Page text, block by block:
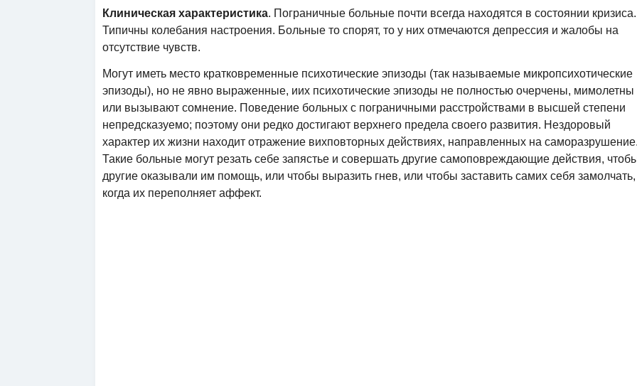
Клиническая характеристика. Пограничные больные почти всегда находятся в состоянии кризиса.
Типичны колебания настроения. Больные то спорят, то у них отмечаются депрессия и жалобы на
отсутствие чувств.
Могут иметь место кратковременные психотические эпизоды (так называемые микропсихотические
эпизоды), но не явно выраженные, иих психотические эпизоды не полностью очерчены, мимолетны
или вызывают сомнение. Поведение больных с пограничными расстройствами в высшей степени
непредсказуемо; поэтому они редко достигают верхнего предела своего развития. Нездоровый
характер их жизни находит отражение вихповторных действиях, направленных на
Такие больные могут резать себе запястье и совершать другие самоповреждающие действия,
другие оказывали им помощь, или чтобы выразить гнев, или чтобы заставить самих себя замолчать,
когда их переполняет аффект.